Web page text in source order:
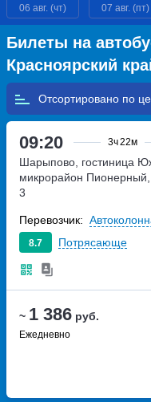
06 авг. (чт)
07 авг. (пт)
Билеты на
Красноярский
Отсортировано по
09:20 3ч22м
~ 1 386 руб.
Ежедневно
Шарыпово, гостиница
микрорайон
3
8.7 Потрясающе
Перевозчик: